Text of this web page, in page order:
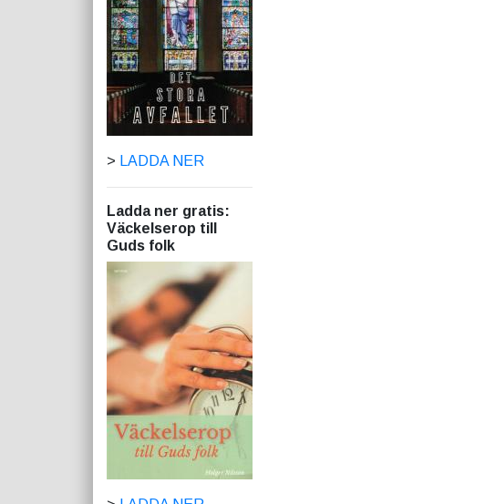
> LADDA NER
Ladda ner gratis:
Väckelserop till
Guds folk